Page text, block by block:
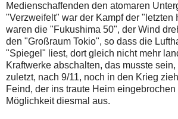
Medienschaffenden den atomaren
"Verzweifelt" war der Kampf der "letzten
waren die "Fukushima 50", der Wind
den "Großraum Tokio", so dass die
"Spiegel" liest, dort gleich nicht mehr
Kraftwerke abschalten, das musste
zuletzt, nach 9/11, noch in den Krieg
Feind, der ins traute Heim
Möglichkeit diesmal aus.